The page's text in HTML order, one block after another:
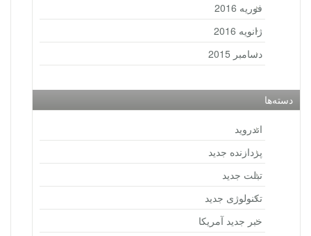
فوریه 2016
ژانویه 2016
دسامبر 2015
دسته‌ها
اندروید
پردازنده جدید
تبلت جدید
تکنولوژی جدید
خبر جدید آمریکا